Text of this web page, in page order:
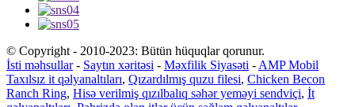
© Copyright - 2010-2023: Bütün hüquqlar qorunur.
İsti məhsullar- Saytın xəritəsi - Məxfilik Siyasəti - AMP Mobil
Taxılsız it qəlyanaltıları, Qızardılmış quzu filesi, Chicken Becon
Ranch Ring, Hisə verilmiş qızılbalıq səhər yeməyi sendviçi, İt